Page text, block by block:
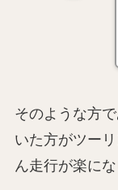
そのような方
いた方がツー
ん走行が楽に